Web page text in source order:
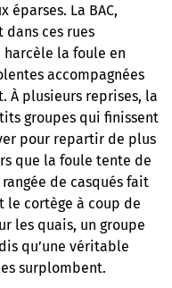
éparses. La BAC,
ces rues
harcèle la foule en
accompagnées
À plusieurs reprises, la
groupes qui finissent
pour repartir de plus
que la foule tente de
de casqués fait
cortège à coup de
les quais, un groupe
qu’une véritable
surplombent.